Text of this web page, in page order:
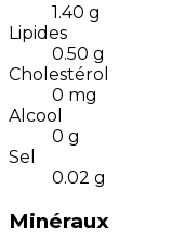
1.40 g
Lipides
0.50 g
Cholestérol
0 mg
Alcool
0 g
Sel
0.02 g
Minéraux